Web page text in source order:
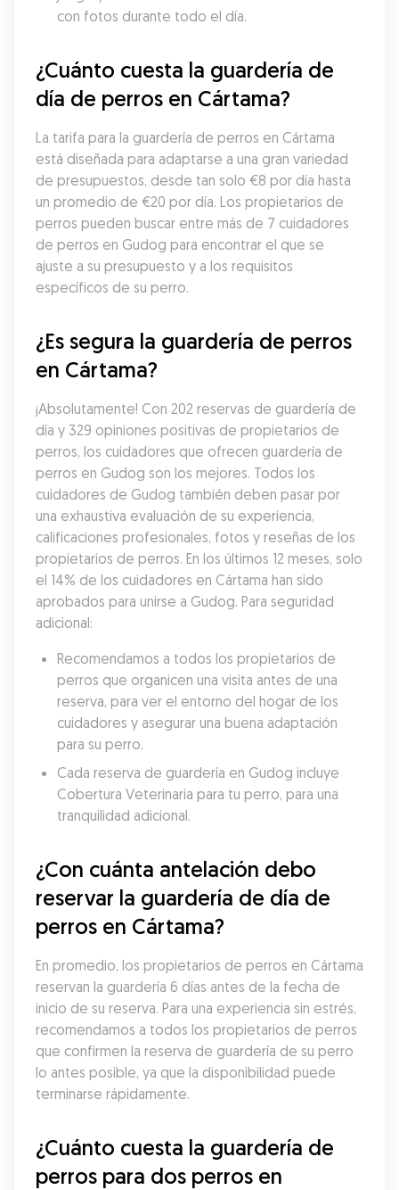
con fotos durante todo el día.
¿Cuánto cuesta la guardería de
día de perros en Cártama?
La tarifa para la guardería de perros en Cártama
está diseñada para adaptarse a una gran variedad
de presupuestos, desde tan solo €8 por día hasta
un promedio de €20 por día. Los propietarios de
perros pueden buscar entre más de 7 cuidadores
de perros en Gudog para encontrar el que se
ajuste a su presupuesto y a los requisitos
específicos de su perro.
¿Es segura la guardería de perros
en Cártama?
¡Absolutamente! Con 202 reservas de guardería de
día y 329 opiniones positivas de propietarios de
perros, los cuidadores que ofrecen guardería de
perros en Gudog son los mejores. Todos los
cuidadores de Gudog también deben pasar por
una exhaustiva evaluación de su experiencia,
calificaciones profesionales, fotos y reseñas de los
propietarios de perros. En los últimos 12 meses, solo
el 14% de los cuidadores en Cártama han sido
aprobados para unirse a Gudog. Para seguridad
adicional:
Recomendamos a todos los propietarios de
perros que organicen una visita antes de una
reserva, para ver el entorno del hogar de los
cuidadores y asegurar una buena adaptación
para su perro.
Cada reserva de guardería en Gudog incluye
Cobertura Veterinaria para tu perro, para una
tranquilidad adicional.
¿Con cuánta antelación debo
reservar la guardería de día de
perros en Cártama?
En promedio, los propietarios de perros en Cártama
reservan la guardería 6 días antes de la fecha de
inicio de su reserva. Para una experiencia sin estrés,
recomendamos a todos los propietarios de perros
que confirmen la reserva de guardería de su perro
lo antes posible, ya que la disponibilidad puede
terminarse rápidamente.
¿Cuánto cuesta la guardería de
perros para dos perros en